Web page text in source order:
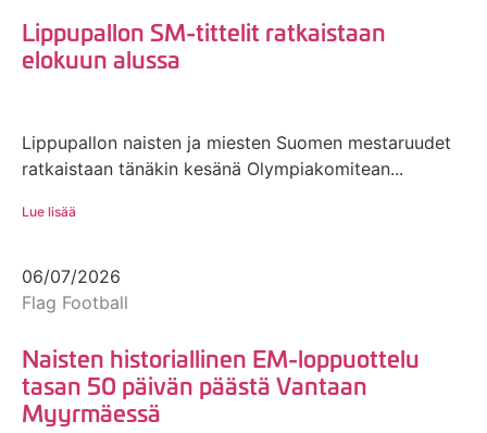
Lippupallon SM-tittelit ratkaistaan
elokuun alussa
Lippupallon naisten ja miesten Suomen mestaruudet
ratkaistaan tänäkin kesänä Olympiakomitean...
Lue lisää
06/07/2026
Flag Football
Naisten historiallinen EM-loppuottelu
tasan 50 päivän päästä Vantaan
Myyrmäessä